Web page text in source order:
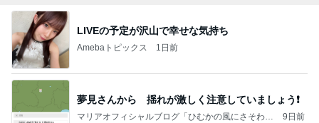
LIVEの予定が沢山で幸せな気持ち
Amebaトピックス 1日前
夢見さんから 揺れが激しく注意していましょう❗️
マリアオフィシャルブログ「ひむかの風にさそわれ
9日前